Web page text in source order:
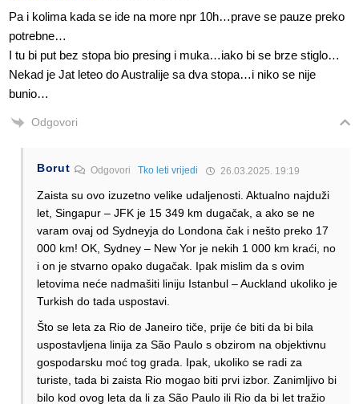
Pa i kolima kada se ide na more npr 10h…prave se pauze preko
potrebne…
I tu bi put bez stopa bio presing i muka…iako bi se brze stiglo…
Nekad je Jat leteo do Australije sa dva stopa…i niko se nije
bunio…
Odgovori
Borut Odgovori Tko leti vrijedi 26.03.2025. 19:19
Zaista su ovo izuzetno velike udaljenosti. Aktualno najduži
let, Singapur – JFK je 15 349 km dugačak, a ako se ne
varam ovaj od Sydneyja do Londona čak i nešto preko 17
000 km! OK, Sydney – New Yor je nekih 1 000 km kraći, no
i on je stvarno opako dugačak. Ipak mislim da s ovim
letovima neće nadmašiti liniju Istanbul – Auckland ukoliko je
Turkish do tada uspostavi.
Što se leta za Rio de Janeiro tiče, prije će biti da bi bila
uspostavljena linija za São Paulo s obzirom na objektivnu
gospodarsku moć tog grada. Ipak, ukoliko se radi za
turiste, tada bi zaista Rio mogao biti prvi izbor. Zanimljivo bi
bilo kod ovog leta da li za São Paulo ili Rio da bi let tražio